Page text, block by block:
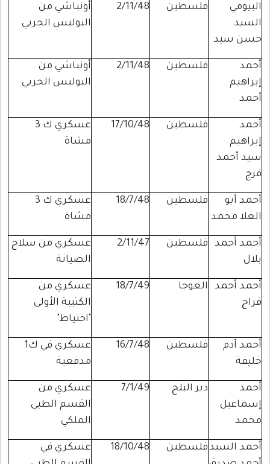
البيومي
السيد
حسن سيد
فلسطين 2/11/48
أونباشي من
البوليس الحربي
أحمد
إبراهيم
أحمد
فلسطين 2/11/48
أونباشي من
البوليس الحربي
أحمد
إبراهيم
سيد أحمد
فرج
فلسطين 17/10/48
عسكري ك 3
مشاة
أحمد أبو
العلا محمد
فلسطين 18/7/48
عسكري ك 3
مشاة
أحمد أحمد
بلال
فلسطين 2/11/47
عسكري من سلاح
الصيانة
أحمد أحمد
فراج
العوجا 18/7/49
عسكري من
الكتيبة الأولى
"احتياط"
أحمد آدم
خليفة
فلسطين 16/7/48
عسكري في ك1
مدفعية
أحمد
إسماعيل
محمد
دير البلح 7/1/49
عسكري من
القسم الطبي
الملكي
أحمد السيدفلسطين 18/10/48
عسكري في